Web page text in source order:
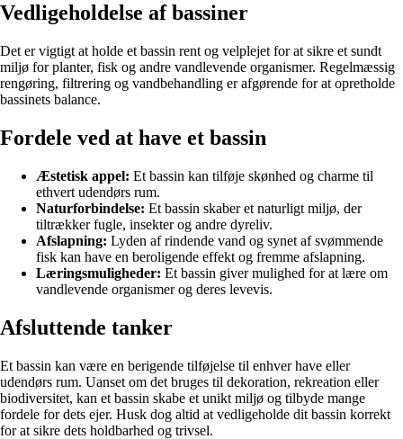
Vedligeholdelse af bassiner
Det er vigtigt at holde et bassin rent og velplejet for at sikre et sundt
miljø for planter, fisk og andre vandlevende organismer. Regelmæssig
rengøring, filtrering og vandbehandling er afgørende for at opretholde
bassinets balance.
Fordele ved at have et bassin
Æstetisk appel: Et bassin kan tilføje skønhed og charme til
ethvert udendørs rum.
Naturforbindelse: Et bassin skaber et naturligt miljø, der
tiltrækker fugle, insekter og andre dyreliv.
Afslapning: Lyden af rindende vand og synet af svømmende
fisk kan have en beroligende effekt og fremme afslapning.
Læringsmuligheder: Et bassin giver mulighed for at lære om
vandlevende organismer og deres levevis.
Afsluttende tanker
Et bassin kan være en berigende tilføjelse til enhver have eller
udendørs rum. Uanset om det bruges til dekoration, rekreation eller
biodiversitet, kan et bassin skabe et unikt miljø og tilbyde mange
fordele for dets ejer. Husk dog altid at vedligeholde dit bassin korrekt
for at sikre dets holdbarhed og trivsel.